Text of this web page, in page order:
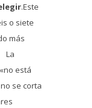
.Este
o siete
más
La
está
se corta